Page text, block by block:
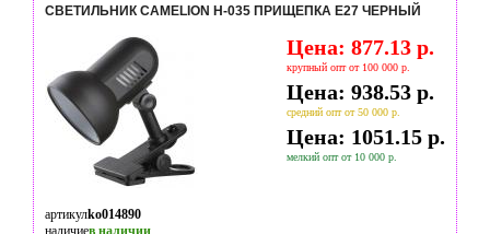
СВЕТИЛЬНИК CAMELION H-035 ПРИЩЕПКА Е27 ЧЕРНЫЙ
Цена: 877.13 р.
крупный опт от 100 000 р.
Цена: 938.53 р.
средний опт от 50 000 р.
Цена: 1051.15 р.
мелкий опт от 10 000 р.
артикулko014890
наличиев наличии